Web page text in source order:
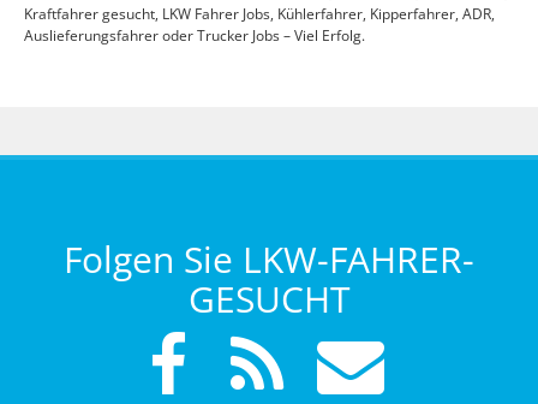
Kraftfahrer gesucht, LKW Fahrer Jobs, Kühlerfahrer, Kipperfahrer, ADR,
Auslieferungsfahrer oder Trucker Jobs – Viel Erfolg.
Folgen Sie LKW-FAHRER-
GESUCHT